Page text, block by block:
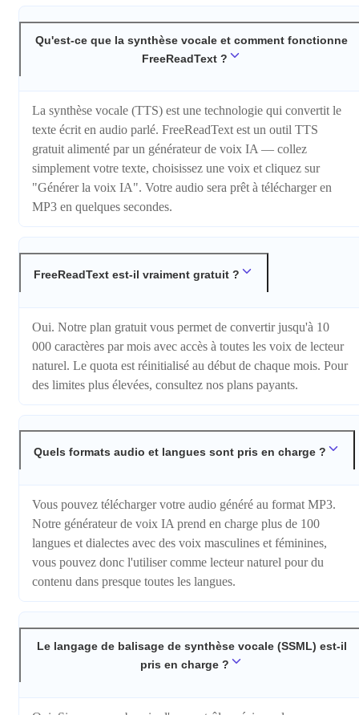
Qu'est-ce que la synthèse vocale et comment fonctionne
FreeReadText ?
La synthèse vocale (TTS) est une technologie qui convertit le
texte écrit en audio parlé. FreeReadText est un outil TTS
gratuit alimenté par un générateur de voix IA — collez
simplement votre texte, choisissez une voix et cliquez sur
"Générer la voix IA". Votre audio sera prêt à télécharger en
MP3 en quelques secondes.
FreeReadText est-il vraiment gratuit ?
Oui. Notre plan gratuit vous permet de convertir jusqu'à 10
000 caractères par mois avec accès à toutes les voix de lecteur
naturel. Le quota est réinitialisé au début de chaque mois. Pour
des limites plus élevées, consultez nos plans payants.
Quels formats audio et langues sont pris en charge ?
Vous pouvez télécharger votre audio généré au format MP3.
Notre générateur de voix IA prend en charge plus de 100
langues et dialectes avec des voix masculines et féminines,
vous pouvez donc l'utiliser comme lecteur naturel pour du
contenu dans presque toutes les langues.
Le langage de balisage de synthèse vocale (SSML) est-il
pris en charge ?